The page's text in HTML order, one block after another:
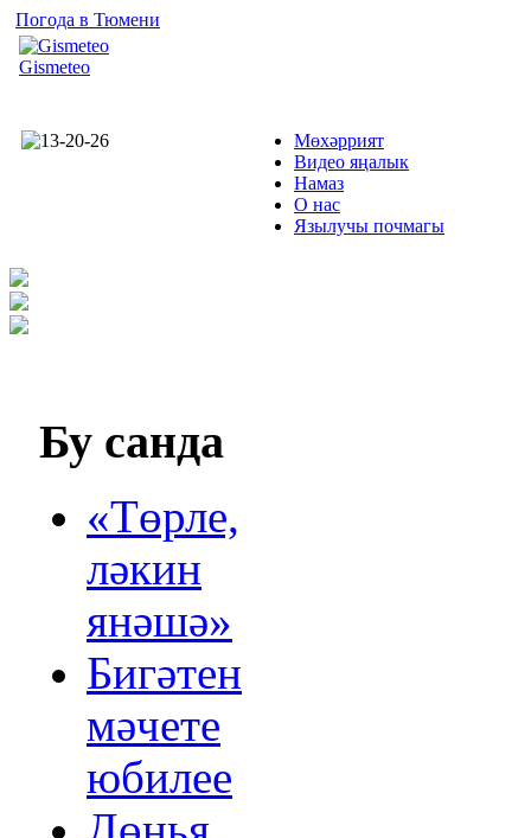
Погода в Тюмени
Gismeteo
Мөхәррият
Видео яңалык
Намаз
О нас
Язылучы почмагы
Бу санда
«Төрле,
ләкин
янәшә»
Бигәтен
мәчете
юбилее